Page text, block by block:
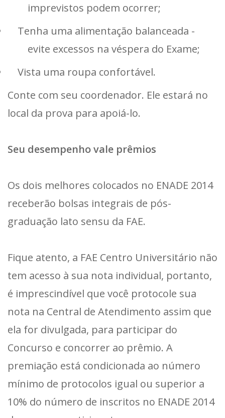
imprevistos podem ocorrer;
Tenha uma alimentação balanceada -
evite excessos na véspera do Exame;
Vista uma roupa confortável.
Conte com seu coordenador. Ele estará no
local da prova para apoiá-lo.
Seu desempenho vale prêmios
Os dois melhores colocados no ENADE 2014
receberão bolsas integrais de pós-
graduação lato sensu da FAE.
Fique atento, a FAE Centro Universitário não
tem acesso à sua nota individual, portanto,
é imprescindível que você protocole sua
nota na Central de Atendimento assim que
ela for divulgada, para participar do
Concurso e concorrer ao prêmio. A
premiação está condicionada ao número
mínimo de protocolos igual ou superior a
10% do número de inscritos no ENADE 2014